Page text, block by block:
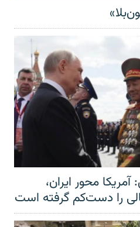
محور ایران،
را دست‌کم گرفته است